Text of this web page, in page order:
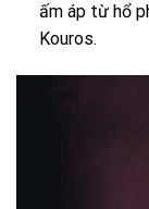
ấm áp từ hổ
Kouros.